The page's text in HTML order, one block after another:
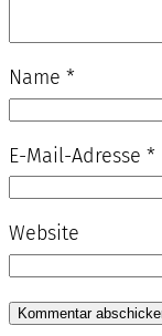
Name *
E-Mail-Adresse *
Website